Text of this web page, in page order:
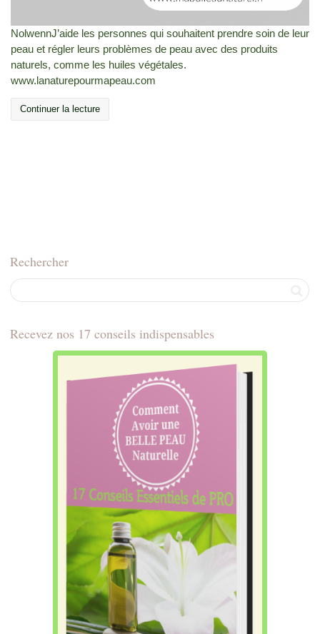
NolwennJ’aide les personnes qui souhaitent prendre soin de leur
peau et régler leurs problèmes de peau avec des produits
naturels, comme les huiles végétales.
www.lanaturepourmapeau.com
Continuer la lecture
Rechercher
Recevez nos 17 conseils indispensables